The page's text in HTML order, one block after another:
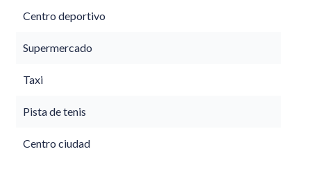
Centro deportivo
Supermercado
Taxi
Pista de tenis
Centro ciudad